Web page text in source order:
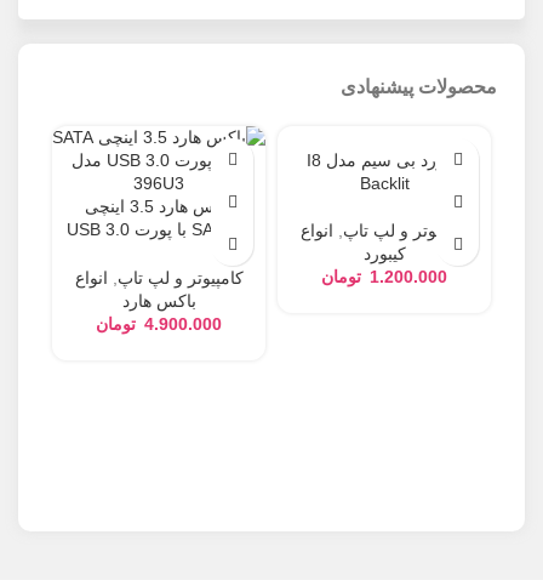
محصولات پیشنهادی
کیبورد بی سیم مدل I8
Backlit
کامپیوتر و لپ تاپ
انواع
کیبورد
تومان
باکس هارد 3.5 اینچی
SATA III با پورت USB 3.0
کامپیوتر و لپ تاپ, انواع
باکس هارد
تومان